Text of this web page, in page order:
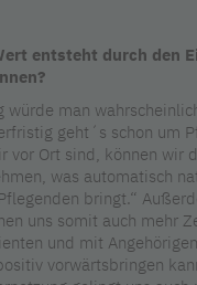
entsteht durch den
würde man
geht´s schon um
vor Ort sind, können wir
was automatisch
bringt.“
uns somit auch mehr
und mit
vorwärtsbringen